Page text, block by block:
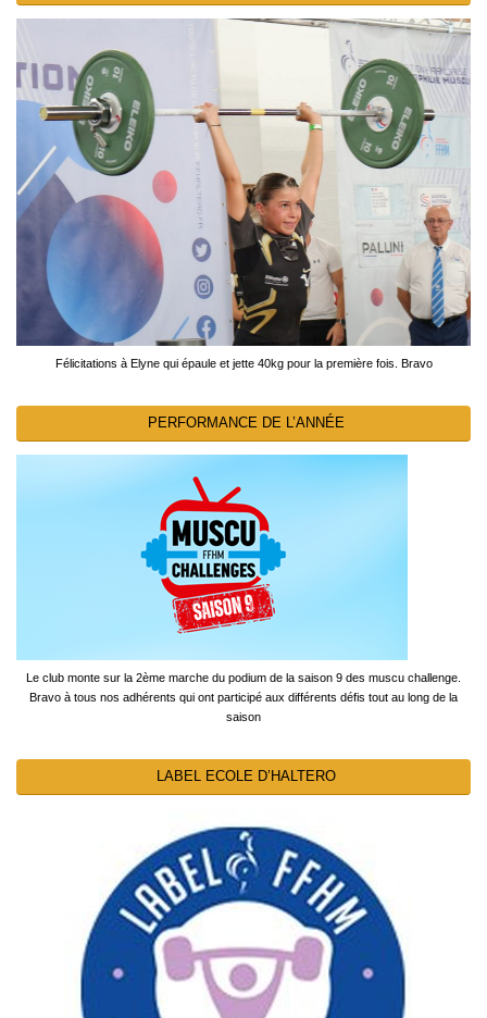
Félicitations à Elyne qui épaule et jette 40kg pour la première fois. Bravo
PERFORMANCE DE L’ANNÉE
Le club monte sur la 2ème marche du podium de la saison 9 des muscu challenge.
Bravo à tous nos adhérents qui ont participé aux différents défis tout au long de la
saison
LABEL ECOLE D’HALTERO